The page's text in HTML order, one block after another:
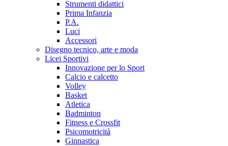
Strumenti didattici
Prima Infanzia
P.A.
Luci
Accessori
Disegno tecnico, arte e moda
Licei Sportivi
Innovazione per lo Sport
Calcio e calcetto
Volley
Basket
Atletica
Badminton
Fitness e Crossfit
Psicomotricità
Ginnastica